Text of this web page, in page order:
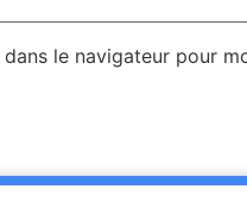
le navigateur pour